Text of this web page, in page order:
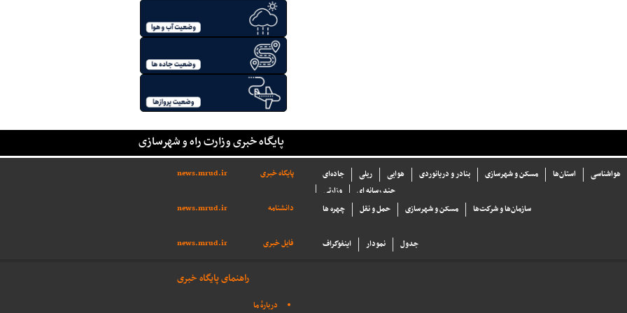
پایگاه خبری وزارت راه و شهرسازی
پایگاه خبری news.mrud.ir جاده‌ای ریلی هوایی بنادر و دریانوردی مسکن و شهرسازی استان‌ها
هواشناسی
وزارتی
چند رسانه ای
دانشنامه
news.mrud.ir چهره ها حمل و نقل مسکن و شهرسازی سازما‌ن‌ها و شركت‌ها
فایل خبری news.mrud.ir اینفوگراف نمودار جدول
راهنمای پایگاه خبری
دربارهٔ ما